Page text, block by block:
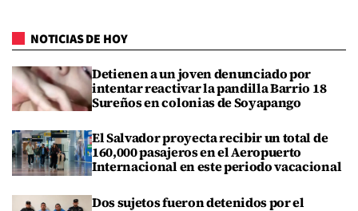
NOTICIAS DE HOY
Detienen a un joven denunciado por
intentar reactivar la pandilla Barrio 18
Sureños en colonias de Soyapango
El Salvador proyecta recibir un total de
160,000 pasajeros en el Aeropuerto
Internacional en este periodo vacacional
Dos sujetos fueron detenidos por el